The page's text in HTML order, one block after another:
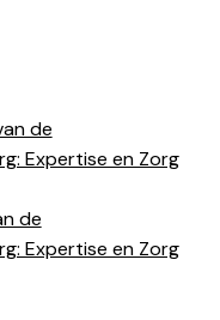
de
Expertise en Zorg
de
Expertise en Zorg